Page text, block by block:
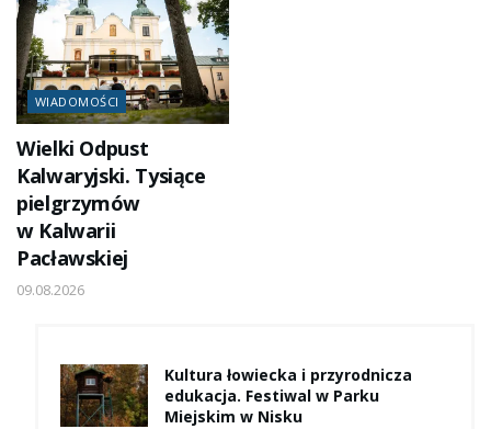
WIADOMOŚCI
Wielki Odpust
Kalwaryjski. Tysiące
pielgrzymów
w Kalwarii
Pacławskiej
09.08.2026
Kultura łowiecka i przyrodnicza
edukacja. Festiwal w Parku
Miejskim w Nisku